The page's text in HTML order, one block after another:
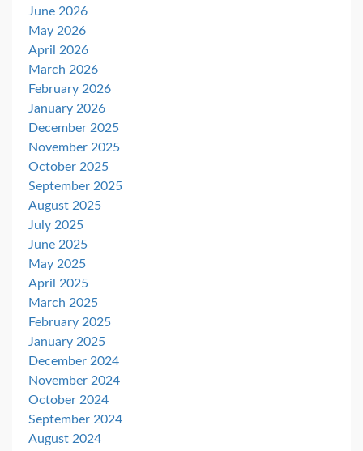
June 2026
May 2026
April 2026
March 2026
February 2026
January 2026
December 2025
November 2025
October 2025
September 2025
August 2025
July 2025
June 2025
May 2025
April 2025
March 2025
February 2025
January 2025
December 2024
November 2024
October 2024
September 2024
August 2024